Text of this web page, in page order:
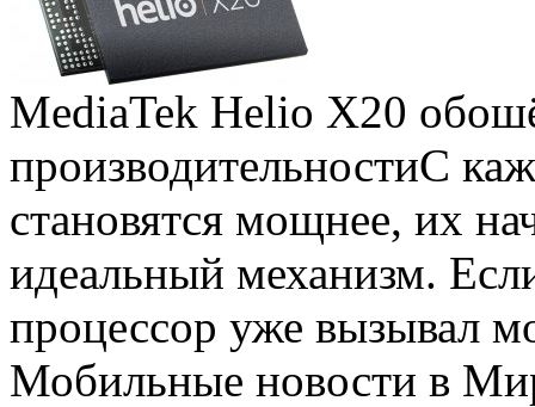
MediaTek Helio X20
производительностиС
становятся мощнее, их
идеальный механизм.
процессор уже вызывал
Мобильные новости в